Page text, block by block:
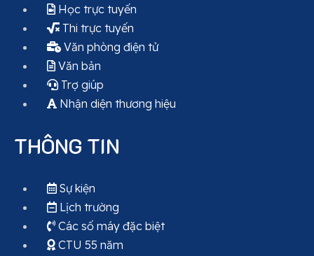
Học trực tuyến
Thi trực tuyến
Văn phòng điện tử
Văn bản
Trợ giúp
Nhận diện thương hiệu
THÔNG TIN
Sự kiện
Lịch trường
Các số máy đặc biệt
CTU 55 năm